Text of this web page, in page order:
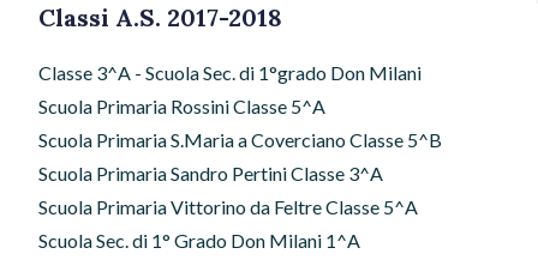
Classi A.S. 2017-2018
Classe 3^A - Scuola Sec. di 1°grado Don Milani
Scuola Primaria Rossini Classe 5^A
Scuola Primaria S.Maria a Coverciano Classe 5^B
Scuola Primaria Sandro Pertini Classe 3^A
Scuola Primaria Vittorino da Feltre Classe 5^A
Scuola Sec. di 1° Grado Don Milani 1^A